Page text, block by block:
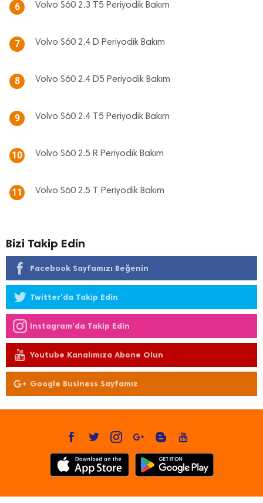
6 Volvo S60 2.3 T5 Periyodik Bakım
7 Volvo S60 2.4 D Periyodik Bakım
8 Volvo S60 2.4 D5 Periyodik Bakım
9 Volvo S60 2.4 T5 Periyodik Bakım
10 Volvo S60 2.5 R Periyodik Bakım
11 Volvo S60 2.5 T Periyodik Bakım
Bizi Takip Edin
Facebook Sayfamızı Beğenin
Twitter'da Takip Edin
Instagram'da Takip Edin
Youtube Kanalımıza Abone Olun
Google Business Sayfamız